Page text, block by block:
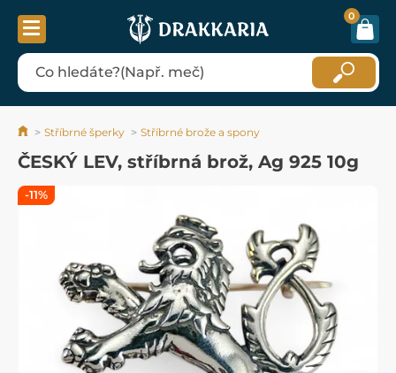
0
Stříbrné šperky Stříbrné brože a spony
ČESKÝ LEV, stříbrná brož, Ag 925 10g
-11%